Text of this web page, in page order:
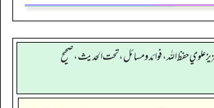
علوي حفظ الله، فوائد و مسائل، تحت الحديث ، صحيح